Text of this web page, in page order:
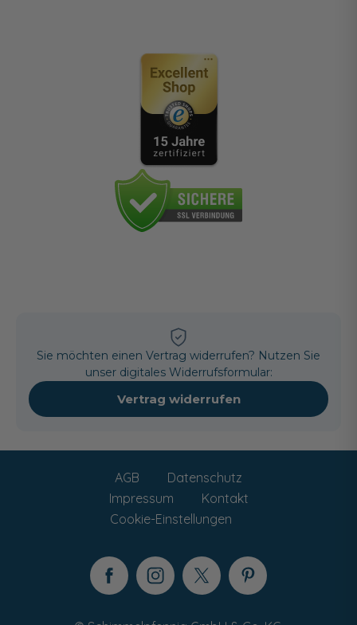
Sie möchten einen Vertrag widerrufen? Nutzen Sie
unser digitales Widerrufsformular:
Vertrag widerrufen
AGB
Datenschutz
Impressum
Kontakt
Cookie-Einstellungen